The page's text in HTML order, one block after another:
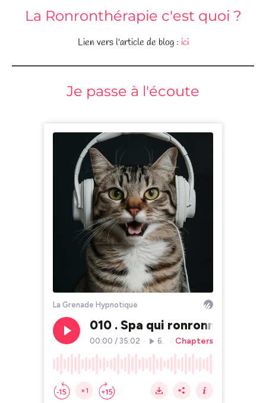
La Ronronthérapie c'est quoi ?
Lien vers l'article de blog : ici
Je passe à l'écoute